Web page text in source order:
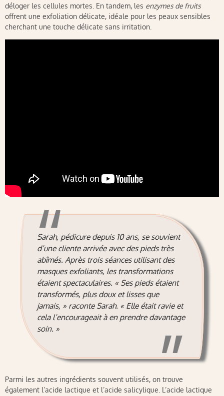
déloger les cellules mortes. En tandem, les enzymes de fruits
offrent une exfoliation délicate, idéale pour les peaux sensibles
cherchant une touche délicate sans irritation.
Sarah, pédicure depuis 10 ans, se souvient
d’une cliente arrivée avec des pieds très
abîmés. Après trois séances utilisant des
masques exfoliants, les transformations
étaient spectaculaires. « Ses pieds étaient
transformés, plus doux et lisses que
jamais, » raconte Sarah. « Elle était ravie et
cela l’encourageait à en prendre davantage
soin. »
Parmi les autres ingrédients souvent utilisés, on trouve
également l’acide lactique et l’acide salicylique. L’acide lactique